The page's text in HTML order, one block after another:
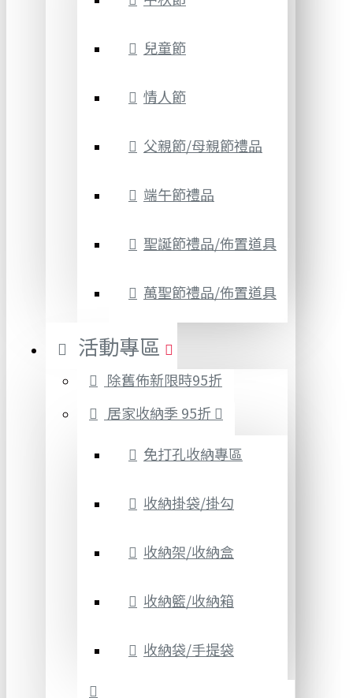
兒童節
情人節
父親節/母親節禮品
端午節禮品
聖誕節禮品/佈置道具
萬聖節禮品/佈置道具
活動專區
除舊佈新限時95折
居家收納季 95折
免打孔收納專區
收納掛袋/掛勾
收納架/收納盒
收納籃/收納箱
收納袋/手提袋